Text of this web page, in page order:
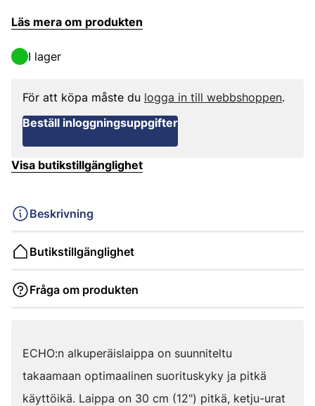
Läs mera om produkten
I lager
För att köpa måste du logga in till webbshoppen.
Beställ inloggningsuppgifter
Visa butikstillgänglighet
Beskrivning
Butikstillgänglighet
Fråga om produkten
ECHO:n alkuperäislaippa on suunniteltu
takaamaan optimaalinen suorituskyky ja pitkä
käyttöikä. Laippa on 30 cm (12") pitkä, ketju-urat